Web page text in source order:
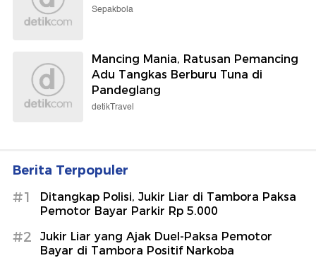
Sepakbola
Mancing Mania, Ratusan Pemancing
Adu Tangkas Berburu Tuna di
Pandeglang
detikTravel
Berita Terpopuler
#1
Ditangkap Polisi, Jukir Liar di Tambora Paksa
Pemotor Bayar Parkir Rp 5.000
#2
Jukir Liar yang Ajak Duel-Paksa Pemotor
Bayar di Tambora Positif Narkoba